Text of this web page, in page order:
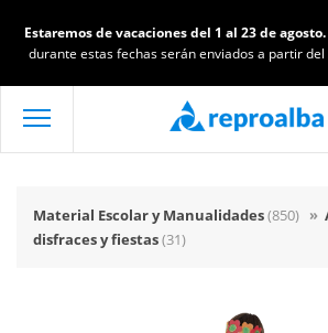
Estaremos de vacaciones del 1 al 23 de agosto.
durante estas fechas serán enviados a partir
Material Escolar y Manualidades(850) »
disfraces y fiestas(31)